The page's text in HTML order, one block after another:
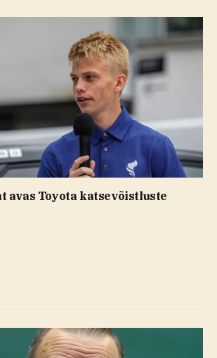
avas Toyota katsevõistluste